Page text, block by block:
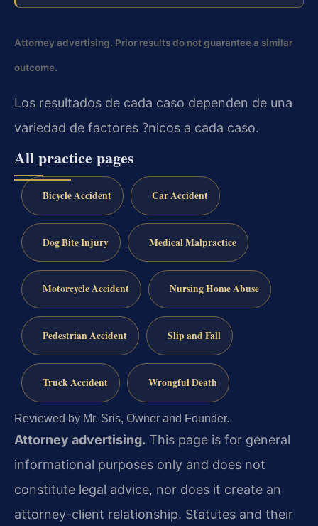
Attorney advertising. Prior results do not guarantee a similar
outcome.
Los resultados de cada caso dependen de una
variedad de factores ?nicos a cada caso.
All practice pages
Bicycle Accident Car Accident
Dog Bite Injury Medical Malpractice
Motorcycle Accident Nursing Home Abuse
Pedestrian Accident Slip and Fall
Truck Accident Wrongful Death
Reviewed by Mr. Sris, Owner and Founder.
Attorney advertising. This page is for general
informational purposes only and does not
constitute legal advice, nor does it create an
attorney-client relationship. Statutes and their